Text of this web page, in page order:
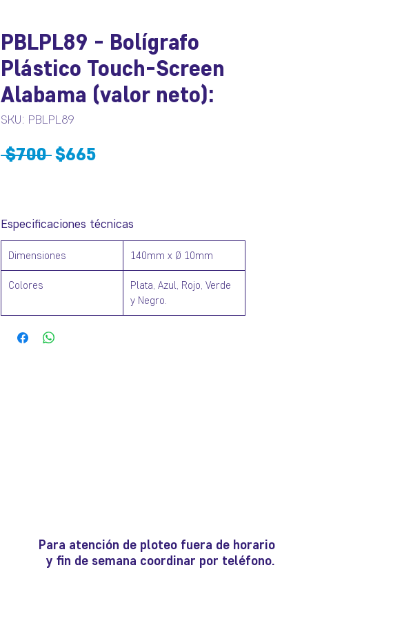
PBLPL89 - Bolígrafo
Plástico Touch-Screen
Alabama (valor neto):
SKU: PBLPL89
$700 Precio
$665
Especificaciones técnicas
Dimensiones 140mm x Ø 10mm
Colores
Plata, Azul, Rojo, Verde
y Negro.
Para atención de ploteo fuera de horario
y fin de semana coordinar por teléfono.